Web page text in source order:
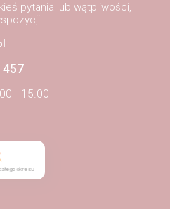
pytania lub wątpliwości,
457
- 15.00
okresu